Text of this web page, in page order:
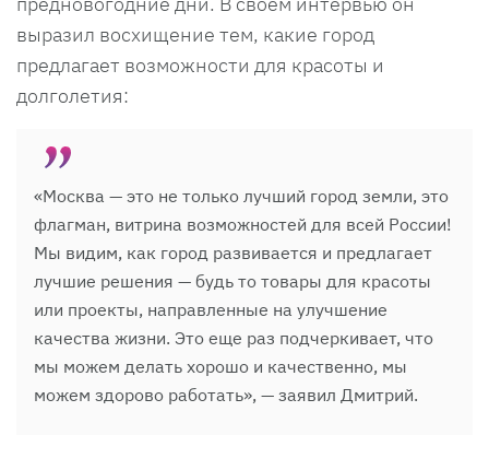
выразил восхищение тем, какие город
предлагает возможности для красоты и
долголетия:
«Москва — это не только лучший город земли, это
флагман, витрина возможностей для всей России!
Мы видим, как город развивается и предлагает
лучшие решения — будь то товары для красоты
или проекты, направленные на улучшение
качества жизни. Это еще раз подчеркивает, что
мы можем делать хорошо и качественно, мы
можем здорово работать», — заявил Дмитрий.